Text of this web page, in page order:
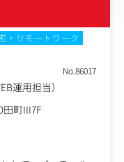
、CRM、O2O/OM
、AI活用などの情
ルマーケティング機
全体の設計や提
だくポジションで
・リモートワーク
No.86017
運用担当）
田町III7F